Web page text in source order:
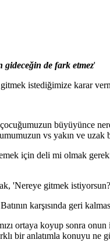
gideceğin de fark etmez'
istediğimize karar
büyüyünce
vs yakın ve uzak
için deli mi olmak
'Nereye gitmek
karşısında geri
ortaya koyup sonra
bir anlatımla konuyu ne